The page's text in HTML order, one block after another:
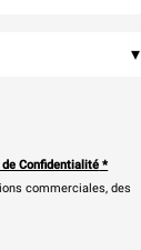
▾
Confidentialité *
commerciales, des